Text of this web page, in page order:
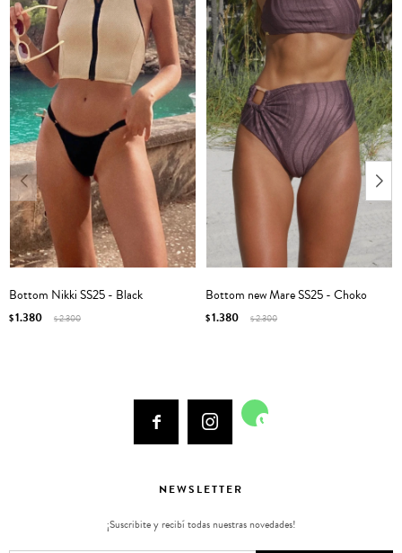
Bottom Nikki SS25 - Black
$1.380 $2.300
Bottom new Mare SS25 - Choko
$1.380 $2.300
  
NEWSLETTER
¡Suscribite y recibí todas nuestras novedades!